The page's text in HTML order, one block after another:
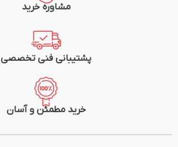
مشاوره خرید
پشتیبانی فنی تخصصی
خرید مطمئن و آسان